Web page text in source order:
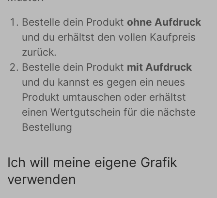
Bestelle dein Produkt ohne Aufdruck
und du erhältst den vollen Kaufpreis
zurück.
Bestelle dein Produkt mit Aufdruck
und du kannst es gegen ein neues
Produkt umtauschen oder erhältst
einen Wertgutschein für die nächste
Bestellung
Ich will meine eigene Grafik
verwenden